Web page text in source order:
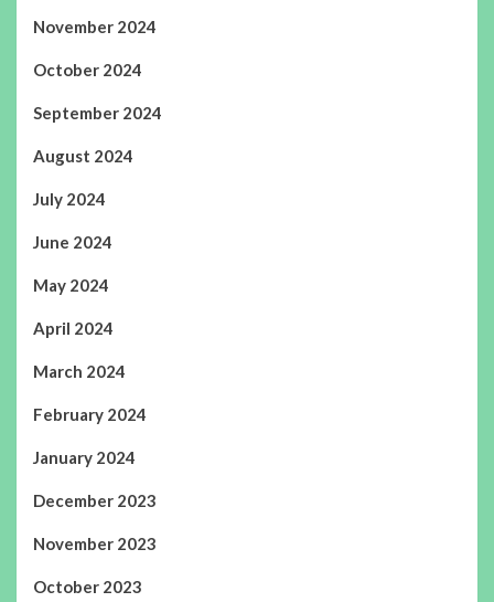
November 2024
October 2024
September 2024
August 2024
July 2024
June 2024
May 2024
April 2024
March 2024
February 2024
January 2024
December 2023
November 2023
October 2023